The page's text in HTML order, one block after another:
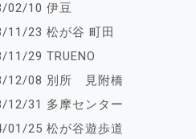
02/10 伊豆
11/23 松が谷 町田
11/29 TRUENO
12/08 別所 見附橋
12/31 多摩センター
01/25 松が谷遊歩道